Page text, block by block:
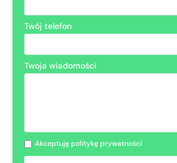
Twój telefon
Twoja wiadomości
Akceptuję politykę prywatności